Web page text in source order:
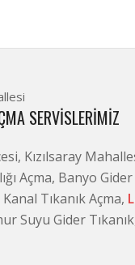
SERVISLERIMIZ
Kızılsaray
Açma, Banyo
Kanal Tıkanık Açma,
Suyu Gider